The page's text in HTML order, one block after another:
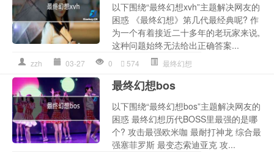
以下围绕“最终幻想xvh”主题解决网友的
困惑 《最终幻想》第几代最经典呢? 作
为一个有着接近二十多年的老玩家来说,
这种问题始终无法给出正确答案...
zzh 03-27 0 574 最终幻想
最终幻想bos
以下围绕“最终幻想bos”主题解决网友的
困惑 最终幻想历代BOSS里最强的是哪
个? 攻击最强欧米咖 最耐打神龙 综合最
强塞菲罗斯 最变态索迪亚克 攻...